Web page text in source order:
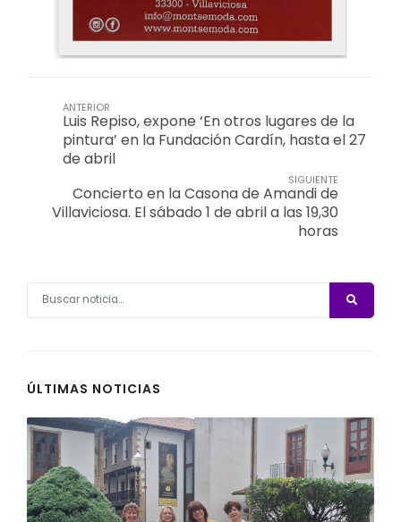
ANTERIOR
Luis Repiso, expone ‘En otros lugares de la
pintura’ en la Fundación Cardín, hasta el 27
de abril
SIGUIENTE
Concierto en la Casona de Amandi de
Villaviciosa. El sábado 1 de abril a las 19,30
horas
ÚLTIMAS NOTICIAS